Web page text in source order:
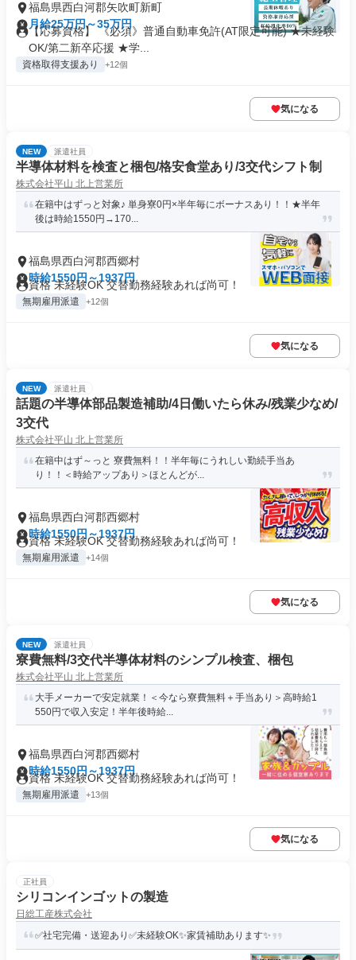
福島県西白河郡矢吹町新町
月給25万円～35万円
【応募資格】 《必須》普通自動車免許(AT限定可能) ★未経験
OK/第二新卒応援 ★学...
資格取得支援あり +12個
気になる
NEW 派遣社員
半導体材料を検査と梱包/格安食堂あり/3交代シフト制
株式会社平山 北上営業所
在籍中はずっと対象♪ 単身寮0円×半年毎にボーナスあり！！★半年
後は時給1550円→170...
福島県西白河郡西郷村
時給1550円～1937円
資格 未経験OK 交替勤務経験あれば尚可！
無期雇用派遣 +12個
気になる
NEW 派遣社員
話題の半導体部品製造補助/4日働いたら休み/残業少なめ/
3交代
株式会社平山 北上営業所
在籍中はず～っと 寮費無料！！半年毎にうれしい勤続手当あ
り！！＜時給アップあり＞ほとんどが...
福島県西白河郡西郷村
時給1550円～1937円
資格 未経験OK 交替勤務経験あれば尚可！
無期雇用派遣 +14個
気になる
NEW 派遣社員
寮費無料/3交代半導体材料のシンプル検査、梱包
株式会社平山 北上営業所
大手メーカーで安定就業！＜今なら寮費無料＋手当あり＞高時給1
550円で収入安定！半年後時給...
福島県西白河郡西郷村
時給1550円～1937円
資格 未経験OK 交替勤務経験あれば尚可！
無期雇用派遣 +13個
気になる
正社員
シリコンインゴットの製造
日総工産株式会社
✅社宅完備・送迎あり✅未経験OK✨家賃補助あります✨